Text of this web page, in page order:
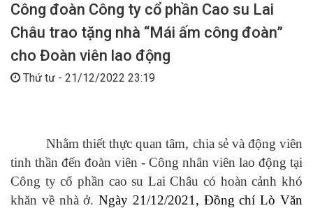
Công đoàn Công ty cổ phần Cao su Lai
Châu trao tặng nhà “Mái ấm công đoàn”
cho Đoàn viên lao động
Thứ tư - 21/12/2022 23:19
Nhằm thiết thực quan tâm, chia sẻ và động viên
tinh thần đến đoàn viên - Công nhân viên lao động tại
Công ty cổ phần cao su Lai Châu có hoàn cảnh khó
khăn về nhà ở.Ngày 21/12/2021, Đồng chí Lò Văn